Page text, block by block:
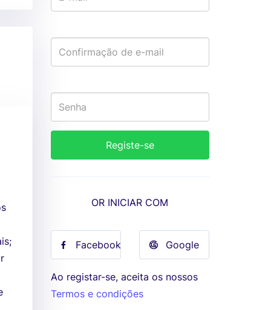
OR INICIAR COM
Facebook Google
Ao registar-se, aceita os nossos
Termos e condições